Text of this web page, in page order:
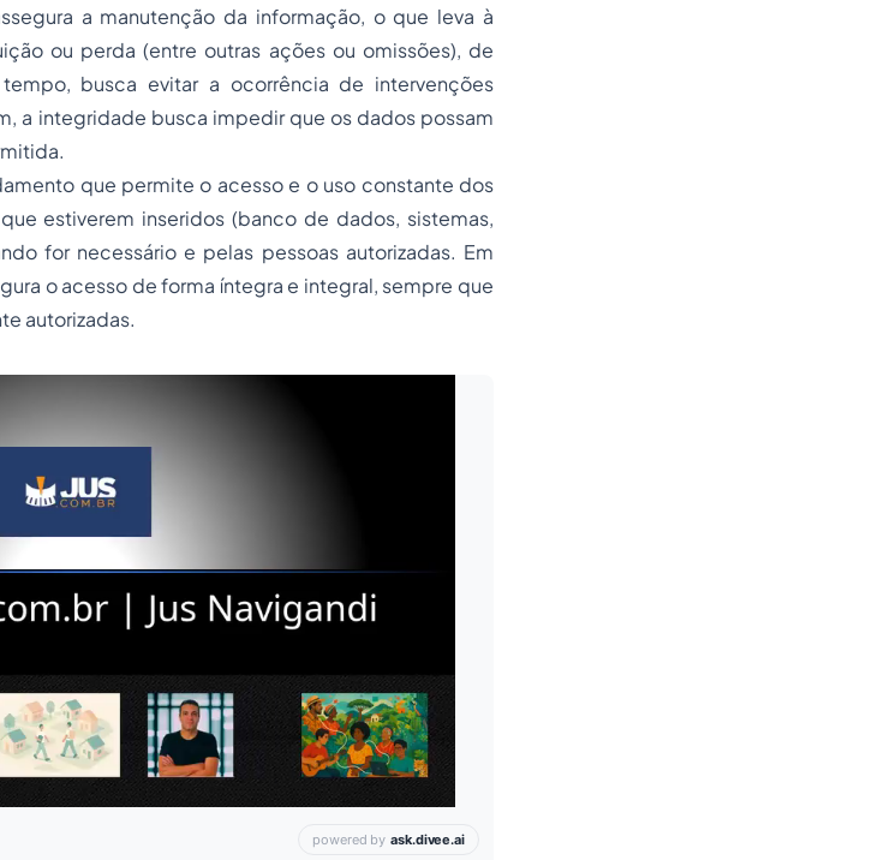
a manutenção da informação, o que leva à
ou perda (entre outras ações ou omissões), de
busca evitar a ocorrência de intervenções
a integridade busca impedir que os dados possam
que permite o acesso e o uso constante dos
estiverem inseridos (banco de dados, sistemas,
for necessário e pelas pessoas autorizadas. Em
o acesso de forma íntegra e integral, sempre que
autorizadas.